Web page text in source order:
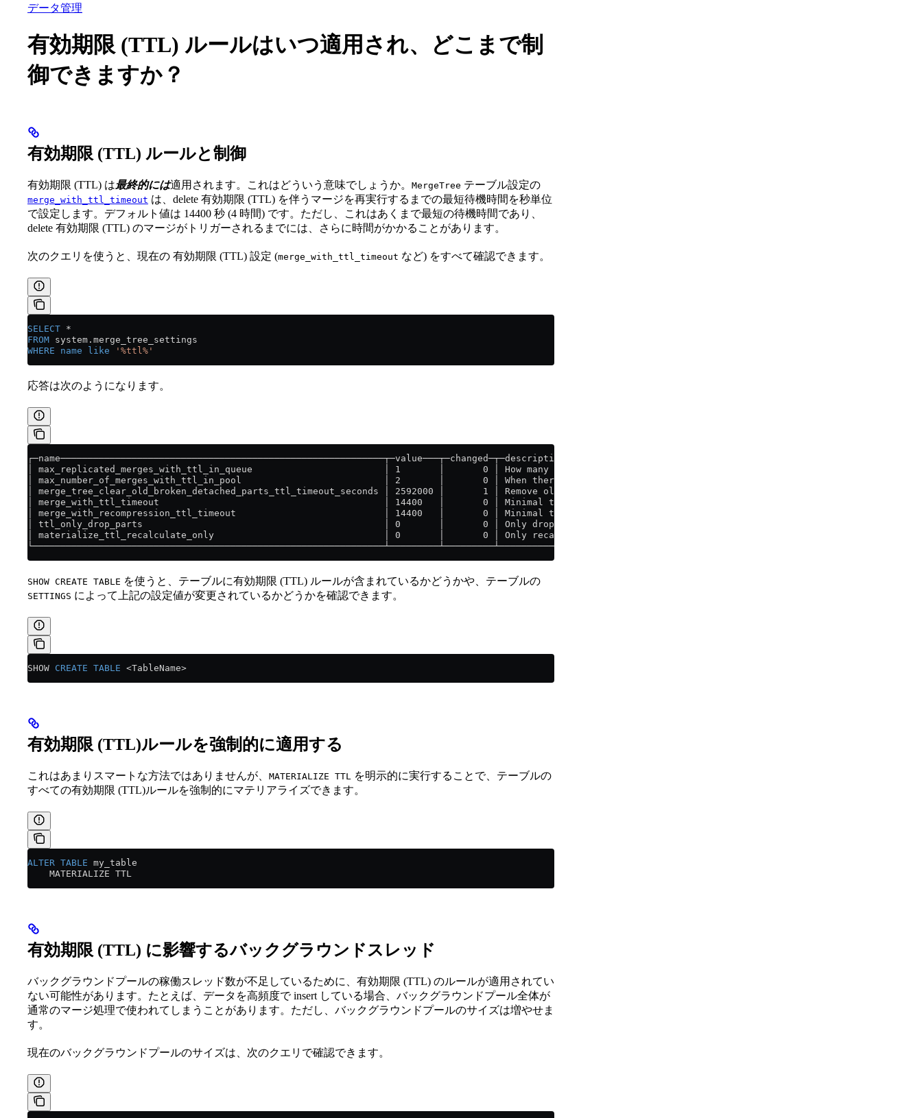
データ管理
有効期限 (TTL) ルールはいつ適用され、どこまで制
御できますか？
有効期限 (TTL) ルールと制御
有効期限 (TTL) は最終的には適用されます。これはどういう意味でしょうか。 MergeTree テーブル設定の
merge_with_ttl_timeout は、delete 有効期限 (TTL) を伴うマージを再実行するまでの最短待機時間を秒単位
で設定します。デフォルト値は 14400 秒 (4 時間) です。ただし、これはあくまで最短の待機時間であり、
delete 有効期限 (TTL) のマージがトリガーされるまでには、さらに時間がかかることがあります。
次のクエリを使うと、現在の 有効期限 (TTL) 設定 (merge_with_ttl_timeout など) をすべて確認できます。
SELECT *
FROM system . merge_tree_settings
WHERE name like '%ttl%'
応答は次のようになります。
│ max_replicated_merges_with_ttl_in_queue                        │ 1       │       0 │ How many tasks of merging parts with TTL are allowed
│ max_number_of_merges_with_ttl_in_pool                          │ 2       │       0 │ When there is more than specified number of merges with TTL entries in
│ merge_tree_clear_old_broken_detached_parts_ttl_timeout_seconds │ 2592000 │       1 │ Remove old broken detached parts in the background if
│ merge_with_ttl_timeout                                         │ 14400   │       0 │ Minimal time in seconds, when merge with delete TTL
│ merge_with_recompression_ttl_timeout                           │ 14400   │       0 │ Minimal time in seconds, when merge with
│ ttl_only_drop_parts                                            │ 0       │       0 │ Only drop altogether the expired parts and not partially
│ materialize_ttl_recalculate_only                               │ 0       │       0 │ Only recalculate ttl info when MATERIALIZE TTL
SHOW CREATE TABLE を使うと、テーブルに有効期限 (TTL) ルールが含まれているかどうかや、テーブルの
SETTINGS によって上記の設定値が変更されているかどうかを確認できます。
SHOW CREATE TABLE <TableName>
有効期限 (TTL)ルールを強制的に適用する
これはあまりスマートな方法ではありませんが、 MATERIALIZE TTL
を明示的に実行することで、テーブルの
すべての有効期限 (TTL)ルールを強制的にマテリアライズできます。
ALTER TABLE my_table
    MATERIALIZE TTL
有効期限 (TTL) に影響するバックグラウンドスレッド
バックグラウンドプールの稼働スレッド数が不足しているために、有効期限 (TTL) のルールが適用されてい
ない可能性があります。たとえば、データを高頻度で insert している場合、バックグラウンドプール全体が
通常のマージ処理で使われてしまうことがあります。ただし、バックグラウンドプールのサイズは増やせま
す。
現在のバックグラウンドプールのサイズは、次のクエリで確認できます。